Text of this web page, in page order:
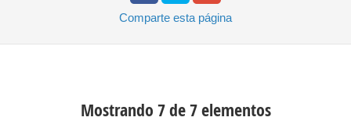
Comparte esta página
Mostrando 7 de 7 elementos